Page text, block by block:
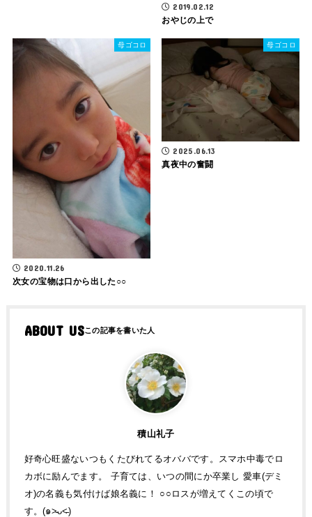
2019.02.12
おやじの上で
母ゴコロ
2020.11.26
次女の宝物は口から出した○○
母ゴコロ
2025.06.13
真夜中の奮闘
ABOUT US
積山礼子
好奇心旺盛ないつもくたびれてるオババです。スマホ中毒でロ
カボに励んでます。 子育ては、いつの間にか卒業し 愛車(デミ
オ)の名義も気付けば娘名義に！ ○○ロスが増えてくこの頃で
す。(๑˃̵ᴗ˂̵)